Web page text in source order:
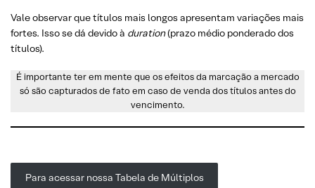
Vale observar que títulos mais longos apresentam variações mais
fortes. Isso se dá devido à duration(prazo médio ponderado dos
títulos).
É importante ter em mente que os efeitos da marcação a mercado
só são capturados de fato em caso de venda dos títulos antes do
vencimento.
Para acessar nossa Tabela de Múltiplos